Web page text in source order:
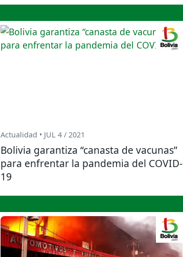
Actualidad • JUL 4 / 2021
Bolivia garantiza “canasta de vacunas”
para enfrentar la pandemia del COVID-
19